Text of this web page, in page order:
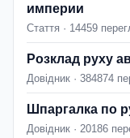
империи
Стаття · 14459
Розклад руху
Довідник · 384874
Шпаргалка по
Довідник · 20186